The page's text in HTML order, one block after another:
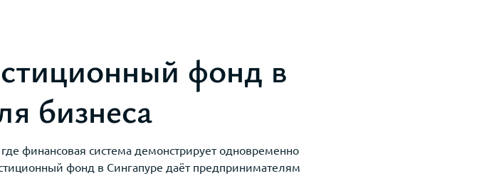
фонд в
бизнеса
финансовая система демонстрирует одновременно
фонд в Сингапуре даёт предпринимателям